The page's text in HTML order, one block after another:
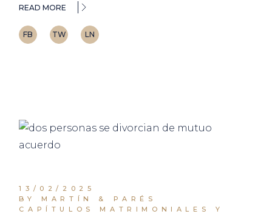
READ MORE
FB TW LN
13/02/2025
BY MARTÍN & PARÉS
CAPÍTULOS MATRIMONIALES Y